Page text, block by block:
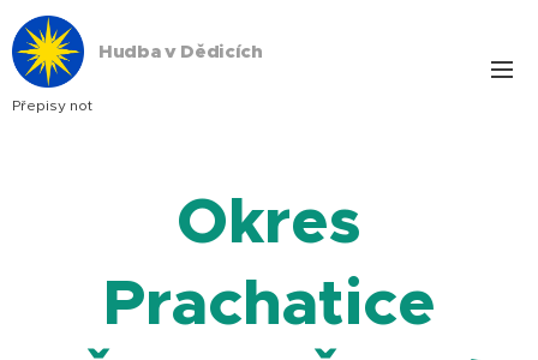
Hudba v Dědicích
Přepisy not
Okres
Prachatice